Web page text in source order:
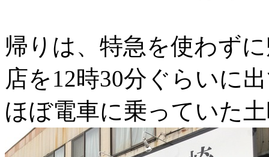
帰りは、特急を使わず
店を12時30分ぐらいに
ほぼ電車に乗っていた